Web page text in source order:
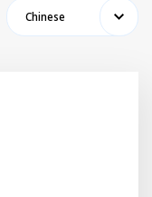
Chinese